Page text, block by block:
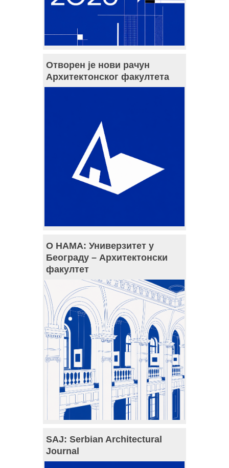
Отворен је нови рачун
Архитектонског факултета
О НАМА: Универзитет у
Београду – Архитектонски
факултет
SAJ: Serbian Architectural
Journal